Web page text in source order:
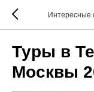
Интересные
Туры в
Москвы